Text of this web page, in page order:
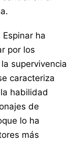
ha
por los
supervivencia
caracteriza
habilidad
de
lo ha
más